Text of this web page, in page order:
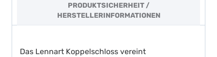
PRODUKTSICHERHEIT /
HERSTELLERINFORMATIONEN
Das Lennart Koppelschloss vereint